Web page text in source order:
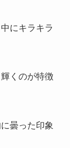
にキラキラ
くのが特徴
曇った印象